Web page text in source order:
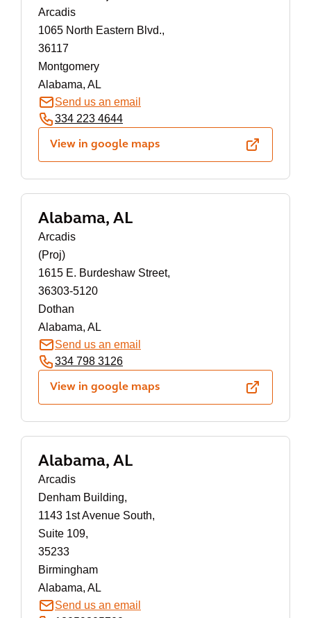
Arcadis
1065 North Eastern Blvd.,
36117
Montgomery
Alabama, AL
Send us an email
334 223 4644
View in google maps
Alabama, AL
Arcadis
(Proj)
1615 E. Burdeshaw Street,
36303-5120
Dothan
Alabama, AL
Send us an email
334 798 3126
View in google maps
Alabama, AL
Arcadis
Denham Building,
1143 1st Avenue South,
Suite 109,
35233
Birmingham
Alabama, AL
Send us an email